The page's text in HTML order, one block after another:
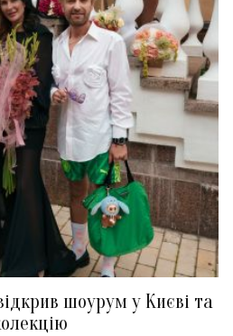
шоурум у Києві та